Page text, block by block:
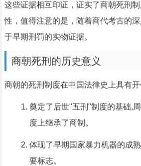
这些证据相互印证，证实了商朝死刑
性，值得注意的是，随着商代考古的
于早期刑罚的实物证据。
商朝死刑的历史意义
商朝的死刑制度在中国法律史上具有开
奠定了后世"五刑"制度的基础,
度上继承了商制。
体现了早期国家暴力机器的成
要标志。